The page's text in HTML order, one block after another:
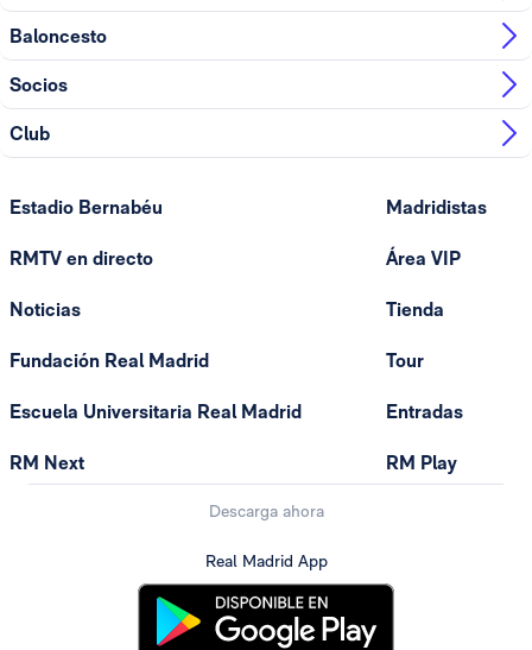
Baloncesto
Socios
Club
Estadio Bernabéu
RMTV en directo
Noticias
Fundación Real Madrid
Escuela Universitaria Real Madrid
RM Next
Madridistas
Área VIP
Tienda
Tour
Entradas
RM Play
Descarga ahora
Real Madrid App